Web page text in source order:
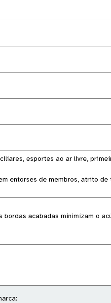
esportes ao ar livre,
entorses de membros, atrito de
acabadas minimizam o